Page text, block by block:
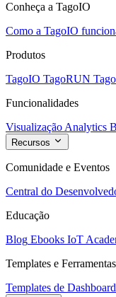
Conheça a TagoIO
Como a TagoIO
Produtos
TagoIO TagoRUN
Funcionalidades
Visualização Analytics
Recursos
Comunidade e Eventos
Central do
Educação
Blog Ebooks IoT
Templates e Ferramentas
Templates de Dashboard